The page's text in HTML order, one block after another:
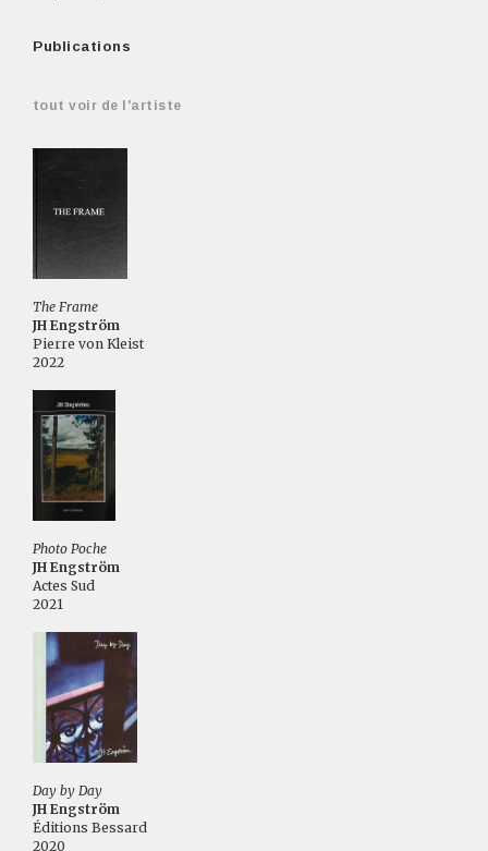
Publications
tout voir de l'artiste
The Frame
JH Engström
Pierre von Kleist
2022
Photo Poche
JH Engström
Actes Sud
2021
Day by Day
JH Engström
Éditions Bessard
2020